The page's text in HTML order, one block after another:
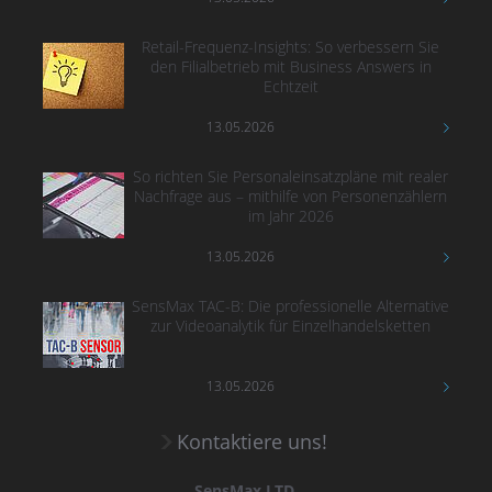
Retail-Frequenz-Insights: So verbessern Sie
den Filialbetrieb mit Business Answers in
Echtzeit
13.05.2026
So richten Sie Personaleinsatzpläne mit realer
Nachfrage aus – mithilfe von Personenzählern
im Jahr 2026
13.05.2026
SensMax TAC-B: Die professionelle Alternative
zur Videoanalytik für Einzelhandelsketten
13.05.2026
Kontaktiere uns!